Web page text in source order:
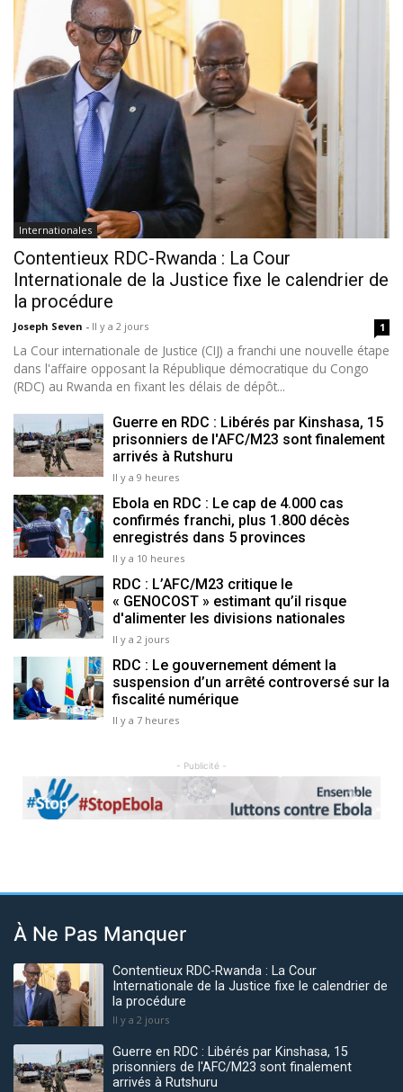
Internationales
Contentieux RDC-Rwanda : La Cour
Internationale de la Justice fixe le calendrier de
la procédure
Joseph Seven - Il y a 2 jours 1
La Cour internationale de Justice (CIJ) a franchi une nouvelle étape
dans l'affaire opposant la République démocratique du Congo
(RDC) au Rwanda en fixant les délais de dépôt...
Guerre en RDC : Libérés par Kinshasa, 15
prisonniers de l'AFC/M23 sont finalement
arrivés à Rutshuru
Il y a 9 heures
Ebola en RDC : Le cap de 4.000 cas
confirmés franchi, plus 1.800 décès
enregistrés dans 5 provinces
Il y a 10 heures
RDC : L’AFC/M23 critique le
« GENOCOST » estimant qu’il risque
d'alimenter les divisions nationales
Il y a 2 jours
RDC : Le gouvernement dément la
suspension d’un arrêté controversé sur la
fiscalité numérique
Il y a 7 heures
- Publicité -
Previous Next
À Ne Pas Manquer
Contentieux RDC-Rwanda : La Cour
Internationale de la Justice fixe le calendrier de
la procédure
Il y a 2 jours
Guerre en RDC : Libérés par Kinshasa, 15
prisonniers de l'AFC/M23 sont finalement
arrivés à Rutshuru